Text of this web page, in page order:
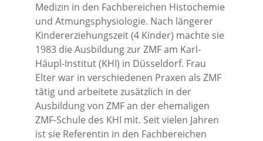
Medizin in den Fachbereichen Histochemie
und Atmungsphysiologie. Nach längerer
Kindererziehungszeit (4 Kinder) machte sie
1983 die Ausbildung zur ZMF am Karl-
Häupl-Institut (KHI) in Düsseldorf. Frau
Elter war in verschiedenen Praxen als ZMF
tätig und arbeitete zusätzlich in der
Ausbildung von ZMF an der ehemaligen
ZMF-Schule des KHI mit. Seit vielen Jahren
ist sie Referentin in den Fachbereichen